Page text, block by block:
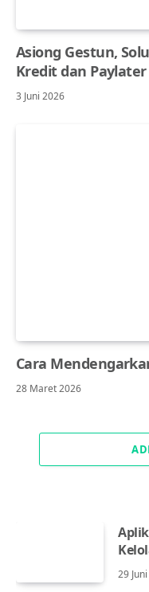
Asiong Gestun,
Kredit dan
3 Juni 2026
Cara
28 Maret 2026
29